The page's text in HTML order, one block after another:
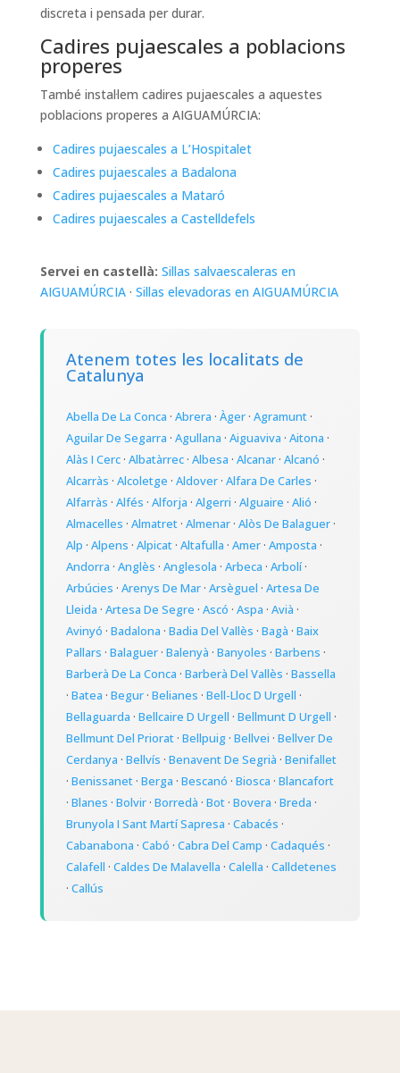
discreta i pensada per durar.
Cadires pujaescales a poblacions
properes
També instal·lem cadires pujaescales a aquestes
poblacions properes a AIGUAMÚRCIA:
Cadires pujaescales a L’Hospitalet
Cadires pujaescales a Badalona
Cadires pujaescales a Mataró
Cadires pujaescales a Castelldefels
Servei en castellà: Sillas salvaescaleras en
AIGUAMÚRCIA· Sillas elevadoras en AIGUAMÚRCIA
Atenem totes les localitats de
Catalunya
Abella De La Conca · Abrera · Àger· Agramunt·
Aguilar De Segarra · Agullana · Aiguaviva · Aitona ·
Alàs I Cerc· Albatàrrec· Albesa · Alcanar· Alcanó ·
Alcarràs · Alcoletge · Aldover· Alfara De Carles ·
Alfarràs · Alfés · Alforja · Algerri · Alguaire · Alió ·
Almacelles · Almatret· Almenar· Alòs De Balaguer·
Alp · Alpens · Alpicat· Altafulla · Amer· Amposta ·
Andorra · Anglès · Anglesola · Arbeca · Arbolí·
Arbúcies · Arenys De Mar· Arsèguel · Artesa De
Lleida · Artesa De Segre · Ascó · Aspa · Avià ·
Avinyó · Badalona · Badia Del Vallès · Bagà · Baix
Pallars · Balaguer· Balenyà · Banyoles · Barbens ·
Barberà De La Conca · Barberà Del Vallès · Bassella
· Batea · Begur· Belianes · Bell-Lloc D Urgell ·
Bellaguarda · Bellcaire D Urgell · Bellmunt D Urgell ·
Bellmunt Del Priorat· Bellpuig· Bellvei · Bellver De
Cerdanya · Bellvís · Benavent De Segrià · Benifallet
· Benissanet· Berga · Bescanó · Biosca · Blancafort
· Blanes · Bolvir· Borredà · Bot· Bovera · Breda ·
Brunyola I Sant Martí Sapresa · Cabacés ·
Cabanabona · Cabó · Cabra Del Camp · Cadaqués ·
Calafell · Caldes De Malavella · Calella · Calldetenes
· Callús